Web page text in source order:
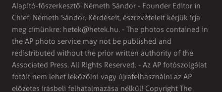
Alapító-főszerkesztő: Németh Sándor - Founder Editor in
Chief: Németh Sándor. Kérdéseit, észrevételeit kérjük írja
meg címünkre: hetek@hetek.hu. - The photos contained in
the AP photo service may not be published and
redistributed without the prior written authority of the
Associated Press. All Rights Reserved. - Az AP fotószolgálat
fotóit nem lehet leközölni vagy újrafelhasználni az AP
előzetes írásbeli felhatalmazása nélkül! Copyright The